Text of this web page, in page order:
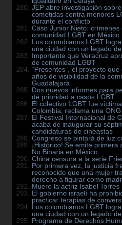
JEP abre investigación
cometidas contra menores
durante el conflicto
Caso Junior Nieto: crímenes
comunidad LGBT en México
Los colombianos LGBT
una ciudad con un legado
Importante que Veracruz
de comunidad LGBT
“Presentes”, el proyecto
años de visibilidad de la
Guadalajara
Dos nuevos informes para
dé prioridad a casos LGBT
El colectivo LGBT fue
Colombia, reclama una
El Festival Internacional de
acaba de inaugurar su
candidaturas de cineastas
Congreso se pintará de luz
¡Histórico! Se emite primera
No Binaria en México
China censura a la serie
Por primera vez, la justicia
reconocido que una mujer
derecho a figurar como
Muere la actriz Isabel Torres
El gobierno israelí ha
practicar terapias de
Los colombianos LGBT
una ciudad con un legado
Programa de Derechos